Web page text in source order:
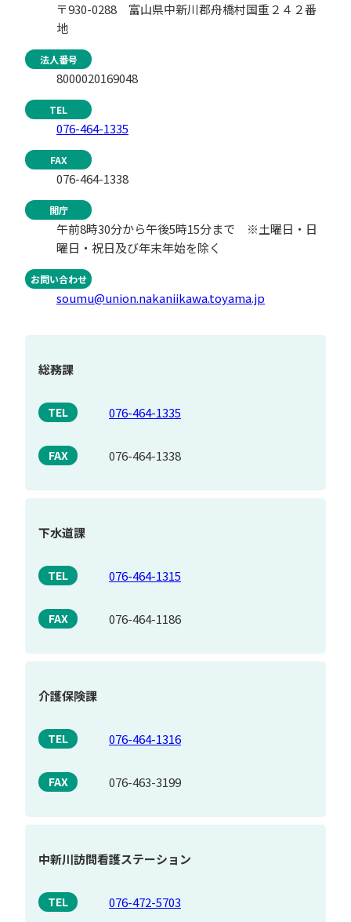
〒930-0288 富山県中新川郡舟橋村国重２４２番
地
法人番号
8000020169048
TEL
076-464-1335
FAX
076-464-1338
開庁
午前8時30分から午後5時15分まで ※土曜日・日
曜日・祝日及び年末年始を除く
お問い合わせ
soumu@union.nakaniikawa.toyama.jp
総務課
TEL 076-464-1335
FAX 076-464-1338
下水道課
TEL 076-464-1315
FAX 076-464-1186
介護保険課
TEL 076-464-1316
FAX 076-463-3199
中新川訪問看護ステーション
TEL 076-472-5703